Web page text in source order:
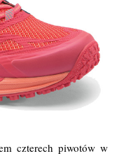
czterech piwotów w